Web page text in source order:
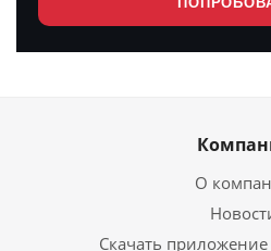
О
Скачать